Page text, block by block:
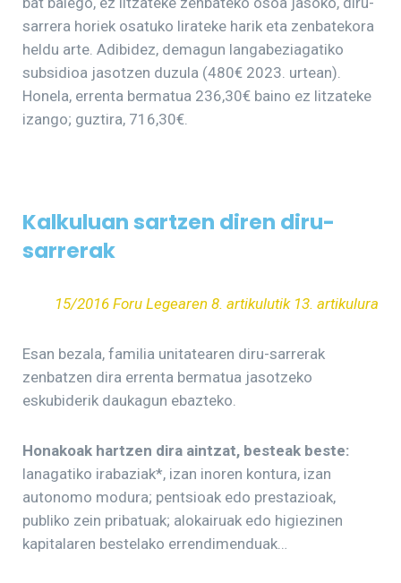
sarrera horiek osatuko lirateke harik eta zenbatekora
heldu arte. Adibidez, demagun langabeziagatiko
subsidioa jasotzen duzula (480€ 2023. urtean).
Honela, errenta bermatua 236,30€ baino ez litzateke
izango; guztira, 716,30€.
Kalkuluan sartzen diren diru-
sarrerak
15/2016 Foru Legearen 8. artikulutik 13. artikulura
Esan bezala, familia unitatearen diru-sarrerak
zenbatzen dira errenta bermatua jasotzeko
eskubiderik daukagun ebazteko.
Honakoak hartzen dira aintzat, besteak beste:
lanagatiko irabaziak*, izan inoren kontura, izan
autonomo modura; pentsioak edo prestazioak,
publiko zein pribatuak; alokairuak edo higiezinen
kapitalaren bestelako errendimenduak…